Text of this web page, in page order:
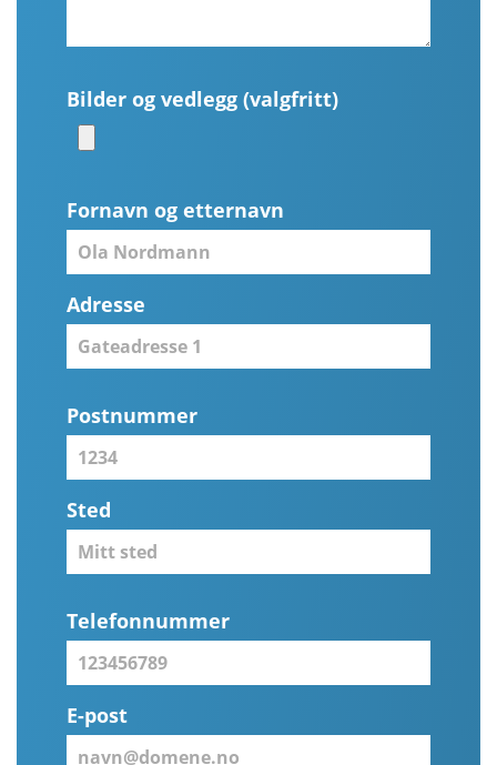
Bilder og vedlegg (valgfritt)
Fornavn og etternavn
Adresse
Postnummer
Sted
Telefonnummer
E-post